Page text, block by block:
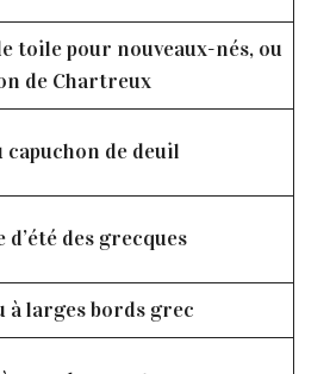
toile pour nouveaux-nés, ou
de Chartreux
capuchon de deuil
d’été des grecques
à larges bords grec